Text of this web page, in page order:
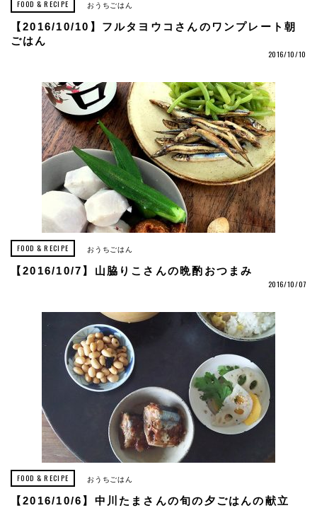
FOOD & RECIPE おうちごはん
【2016/10/10】フルタヨウコさんのワンプレート朝
ごはん
2016/10/10
FOOD & RECIPE おうちごはん
【2016/10/7】山脇りこさんの晩酌おつまみ
2016/10/07
FOOD & RECIPE おうちごはん
【2016/10/6】中川たまさんの旬の夕ごはんの献立